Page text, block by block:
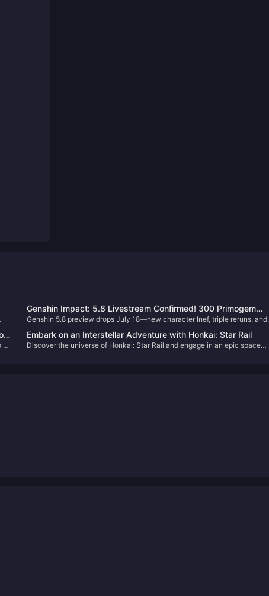
Genshin Impact: 5.8 Livestream Confirmed! 300 Primogem
Codes, Full Event Rewards Summary – Earn Over 10,000
Primogems for Free!
Genshin 5.8 preview drops July 18—new character Inef, triple reruns, and
Embark on an Interstellar Adventure with Honkai: Star Rail
Discover the universe of Honkai: Star Rail and engage in an epic space